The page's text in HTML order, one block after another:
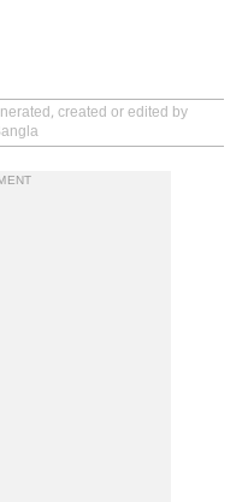
created or edited by